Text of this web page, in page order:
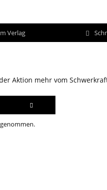
Verlag
Aktion mehr vom